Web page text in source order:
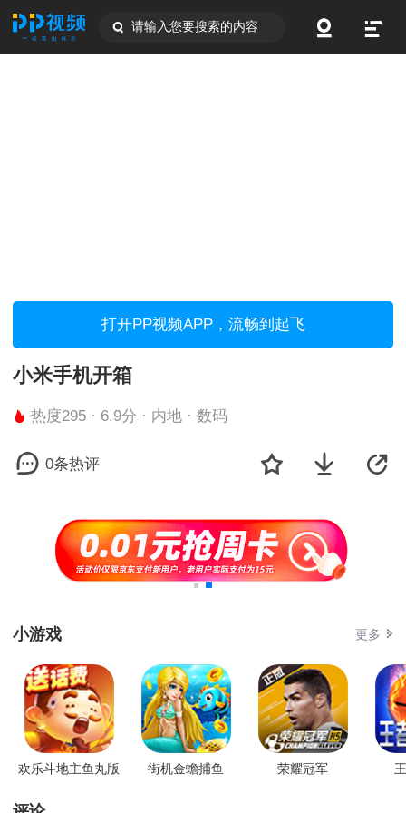
请输入您要搜索的内容
打开PP视频APP，流畅到起飞
小米手机开箱
热度295 · 6.9分 · 内地 · 数码
0条热评
小游戏 更多
欢乐斗地主鱼丸版 街机金蟾捕鱼 荣耀冠军